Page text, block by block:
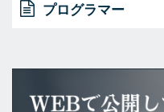
プログラマー